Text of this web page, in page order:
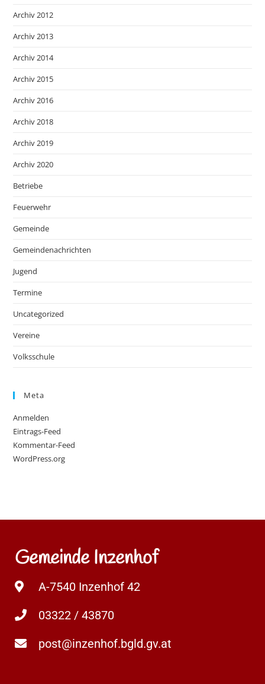
Archiv 2012
Archiv 2013
Archiv 2014
Archiv 2015
Archiv 2016
Archiv 2018
Archiv 2019
Archiv 2020
Betriebe
Feuerwehr
Gemeinde
Gemeindenachrichten
Jugend
Termine
Uncategorized
Vereine
Volksschule
Meta
Anmelden
Eintrags-Feed
Kommentar-Feed
WordPress.org
Gemeinde Inzenhof
A-7540 Inzenhof 42
03322 / 43870
post@inzenhof.bgld.gv.at